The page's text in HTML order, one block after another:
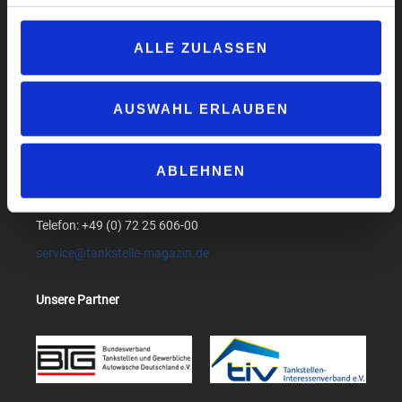
ALLE ZULASSEN
AUSWAHL ERLAUBEN
ABLEHNEN
Datenschutzerklärung
76534 Baden-Baden
Telefon: +49 (0) 72 25 606-00
service@tankstelle-magazin.de
Unsere Partner